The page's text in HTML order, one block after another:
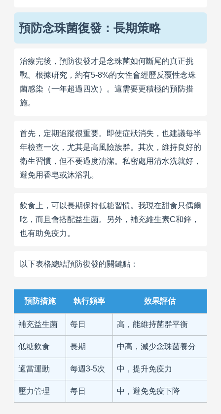
預防念珠菌復發：長期策略
治療完後，預防復發才是念珠菌如何斷尾的真正挑
戰。根據研究，約有5-8%的女性會經歷反覆性念珠
菌感染（一年超過四次）。這需要更積極的預防措
施。
首先，定期追蹤很重要。即使症狀消失，也建議每半
年檢查一次，尤其是高風險族群。其次，維持良好的
衛生習慣，但不要過度清潔。私密處用清水洗就好，
避免用香皂或沐浴乳。
飲食上，可以長期保持低糖習慣。我現在甜食只偶爾
吃，而且會搭配益生菌。另外，補充維生素C和鋅，
也有助免疫力。
以下表格總結預防復發的關鍵點：
預防措施 執行頻率 效果評估
補充益生菌 每日 高，能維持菌群平衡
低糖飲食 長期 中高，減少念珠菌養分
適當運動 每週3-5次 中，提升免疫力
壓力管理 每日 中，避免免疫下降